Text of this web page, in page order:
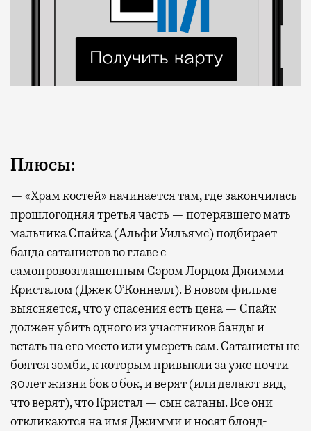
Плюсы:
— «Храм костей» начинается там, где закончилась
прошлогодняя третья часть — потерявшего мать
мальчика Спайка (Альфи Уильямс) подбирает
банда сатанистов во главе с
самопровозглашенным Сэром Лордом Джимми
Кристалом (Джек О’Коннелл). В новом фильме
выясняется, что у спасения есть цена — Спайк
должен убить одного из участников банды и
встать на его место или умереть сам. Сатанисты не
боятся зомби, к которым привыкли за уже почти
30 лет жизни бок о бок, и верят (или делают вид,
что верят), что Кристал — сын сатаны. Все они
откликаются на имя Джимми и носят блонд-